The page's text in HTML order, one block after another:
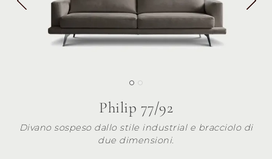
Philip 77/92
Divano sospeso dallo stile industrial e bracciolo di
due dimensioni.